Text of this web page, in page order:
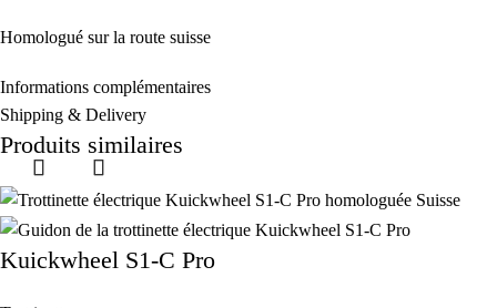
Homologué sur la route suisse
Informations complémentaires
Shipping & Delivery
Produits similaires
Kuickwheel S1-C Pro